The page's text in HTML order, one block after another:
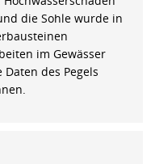
die Sohle wurde in
im Gewässer
des Pegels